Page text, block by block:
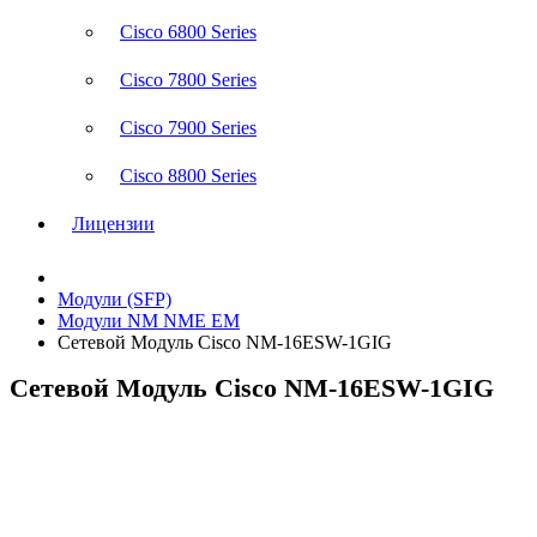
Cisco 6800 Series
Cisco 7800 Series
Cisco 7900 Series
Cisco 8800 Series
Лицензии
Модули (SFP)
Модули NM NME EM
Сетевой Модуль Cisco NM-16ESW-1GIG
Сетевой Модуль Cisco NM-16ESW-1GIG